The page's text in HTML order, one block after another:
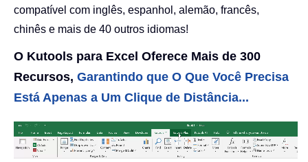
compatível com inglês, espanhol, alemão, francês,
chinês e mais de 40 outros idiomas!
O Kutools para Excel Oferece Mais de 300
Recursos, Garantindo que O Que Você Precisa
Está Apenas a Um Clique de Distância...